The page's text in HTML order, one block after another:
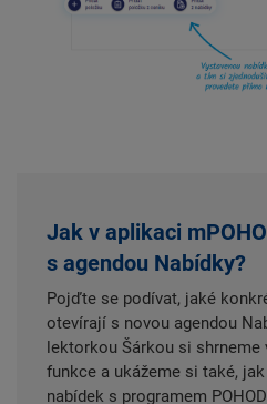
Jak v aplikaci
s agendou Nabídky?
Pojďte se podívat, jaké
otevírají s novou agendou
lektorkou Šárkou si shrneme
funkce a ukážeme si také,
nabídek s programem